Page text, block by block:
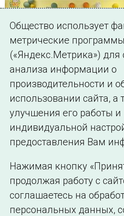
детей
©2005–2026 АО «СО ЕЭС»
Общество использует
метрические программы
(«Яндекс.Метрика») для
анализа информации о
производительности и
использовании сайта, а
улучшения его работы и
индивидуальной
предоставления Вам
Нажимая кнопку
продолжая работу с
соглашаетесь на
персональных данных,